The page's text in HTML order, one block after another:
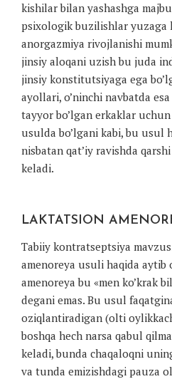
kishilar bilan yashashga
psixologik buzilishlar yuzaga
anorgazmiya rivojlanishi
jinsiy aloqani uzish bu juda
jinsiy konstitutsiyaga ega
ayollari, o’ninchi navbatda
tayyor bo’lgan erkaklar
usulda bo’lgani kabi, bu usul
nisbatan qat’iy ravishda
keladi.
LAKTATSION
Tabiiy kontratseptsiya
amenoreya usuli haqida aytib
amenoreya bu «men ko’krak
degani emas. Bu usul
oziqlantiradigan (olti
boshqa hech narsa qabul
keladi, bunda chaqaloqni
va tunda emizishdagi pauza